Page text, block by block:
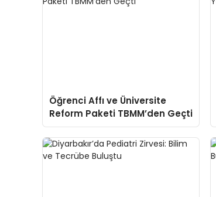
Öğrenci Affı ve Üniversite
Reform Paketi TBMM’den Geçti